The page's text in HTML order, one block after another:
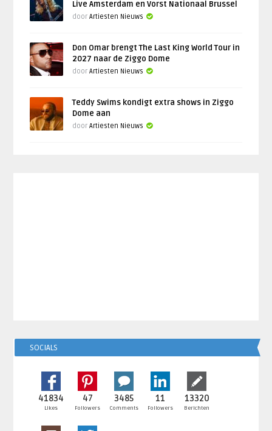
Live Amsterdam en Vorst Nationaal Brussel
doorArtiesten Nieuws
Don Omar brengt The Last King World Tour in
2027 naar de Ziggo Dome
doorArtiesten Nieuws
Teddy Swims kondigt extra shows in Ziggo
Dome aan
doorArtiesten Nieuws
SOCIALS
41834
Likes
47
Followers
3485
Comments
11
Followers
13320
Berichten